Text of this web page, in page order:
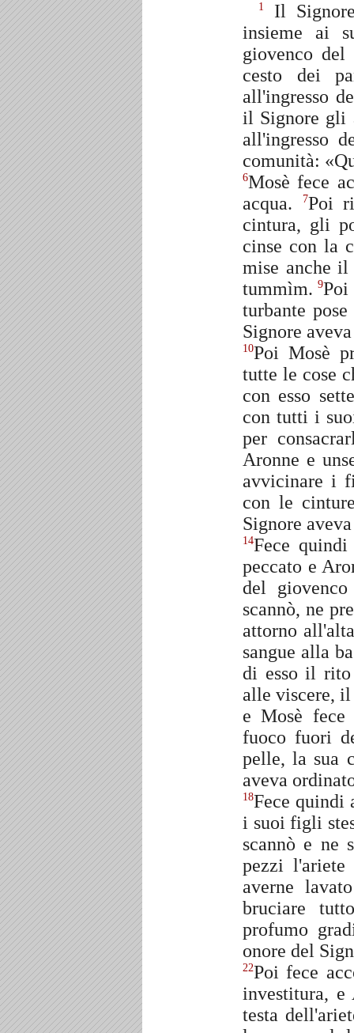
1
Il
insieme ai
giovenco
cesto dei
all'ingresso
il Signore gli
all'ingresso
comunità:
6Mosè fece
acqua.
7Poi
cintura, gli
cinse con la
mise anche
tummìm. 9Poi
turbante
Signore
10Poi Mosè
tutte le cose
con esso
con tutti i
per
Aronne e
avvicinare i
con le
Signore
14Fece
peccato e
del
scannò, ne
attorno
sangue alla
di esso il
alle viscere,
e Mosè
fuoco fuori
pelle, la sua
aveva
18Fece quindi
i suoi figli
scannò e ne
pezzi
averne
bruciare
profumo
onore del
22Poi fece
investitura,
testa